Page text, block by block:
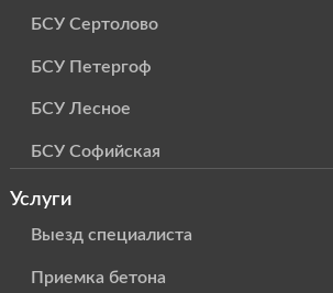
БСУ Сертолово
БСУ Петергоф
БСУ Лесное
БСУ Софийская
Услуги
Выезд специалиста
Приемка бетона